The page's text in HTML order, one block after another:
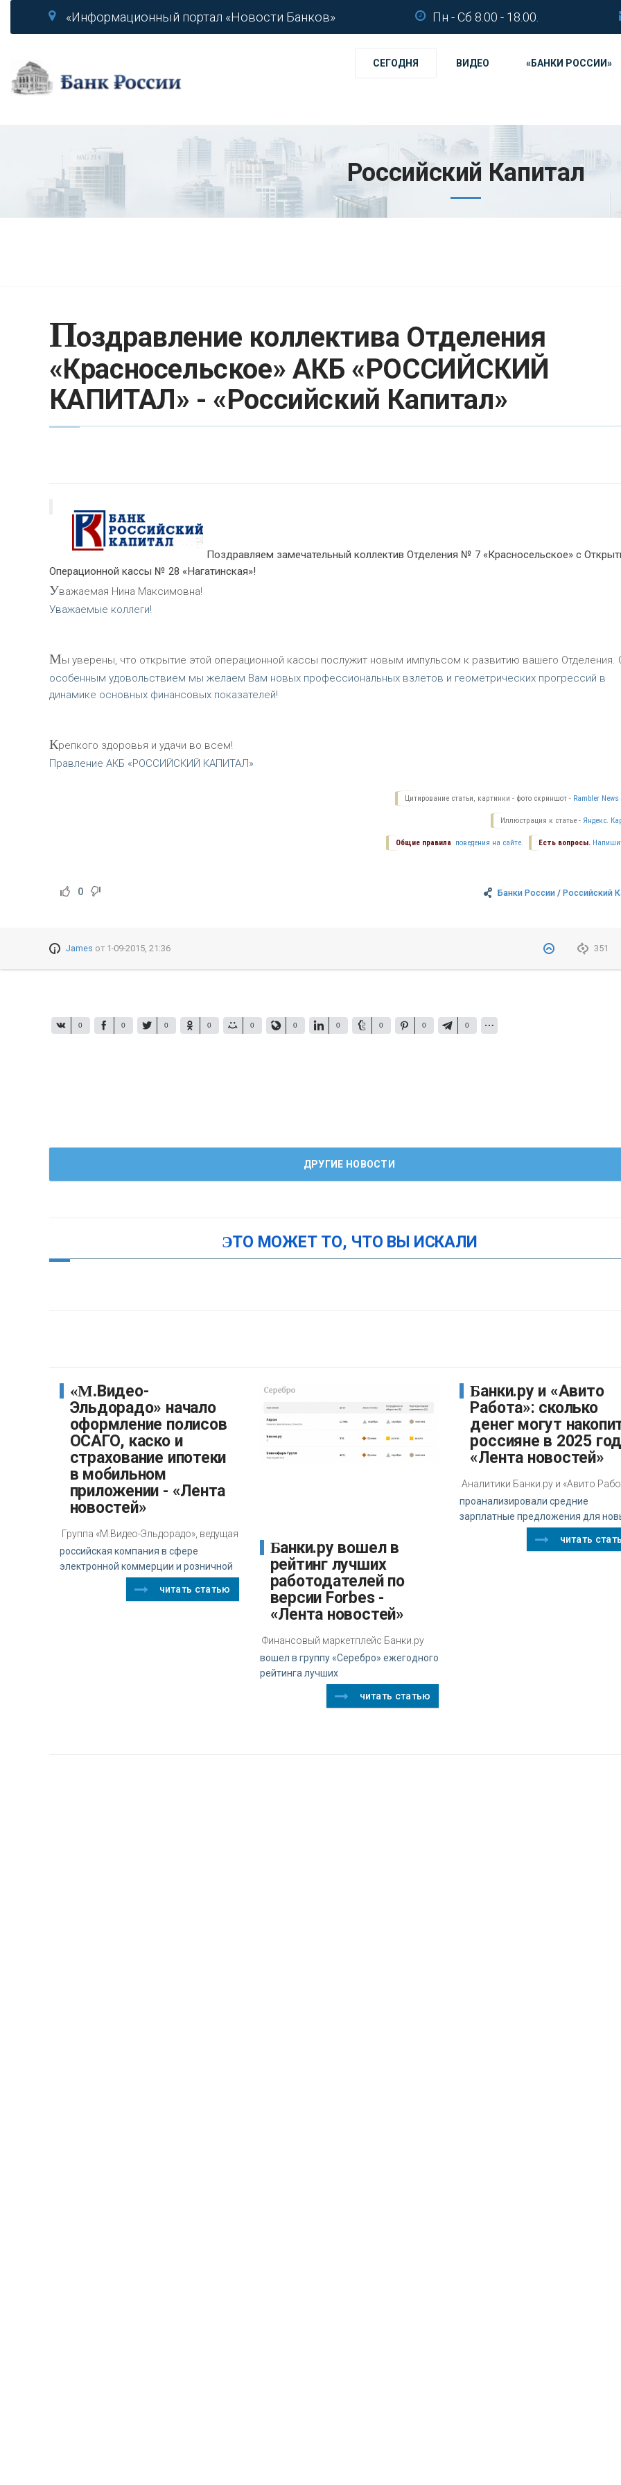
«Информационный портал «Новости Банков» Пн - Сб 8.00 - 18.00.
СЕГОДНЯ ВИДЕО «БАНКИ РОССИИ»
Российский Капитал
Поздравление коллектива Отделения
«Красносельское» АКБ «РОССИЙСКИЙ
КАПИТАЛ» - «Российский Капитал»
Поздравляем замечательный коллектив Отделения № 7 «Красносельское» с
Операционной кассы № 28 «Нагатинская»!
Уважаемая Нина Максимовна!
Уважаемые коллеги!
Мы уверены, что открытие этой операционной кассы послужит новым импульсом к развитию вашего Отделения.
особенным удовольствием мы желаем Вам новых профессиональных взлетов и геометрических прогрессий в
динамике основных финансовых показателей!
Крепкого здоровья и удачи во всем!
Правление АКБ «РОССИЙСКИЙ КАПИТАЛ»
Цитирование статьи, картинки - фото скриншот - Rambler News
Иллюстрация к статье - Яндекс.
Есть вопросы.
Общие правила поведения на сайте.
Банки России /Российский
0
351
James от 1-09-2015, 21:36
0 0 0 0 0 0 0 0 0 0
ДРУГИЕ НОВОСТИ
ЭТО МОЖЕТ ТО, ЧТО ВЫ ИСКАЛИ
«М.Видео-
Эльдорадо» начало
оформление полисов
ОСАГО, каско и
страхование ипотеки
в мобильном
приложении - «Лента
новостей»
Группа «М.Видео-Эльдорадо», ведущая
российская компания в сфере
электронной коммерции и розничной
читать статью
Банки.ру вошел в
рейтинг лучших
работодателей по
версии Forbes -
«Лента новостей»
Финансовый маркетплейс Банки.ру
вошел в группу «Серебро» ежегодного
рейтинга лучших
читать статью
Банки.ру и «Авито
Работа»: сколько
денег могут
россияне в 2025
«Лента новостей»
Аналитики Банки.ру и «Авито
проанализировали средние
зарплатные предложения для
читать